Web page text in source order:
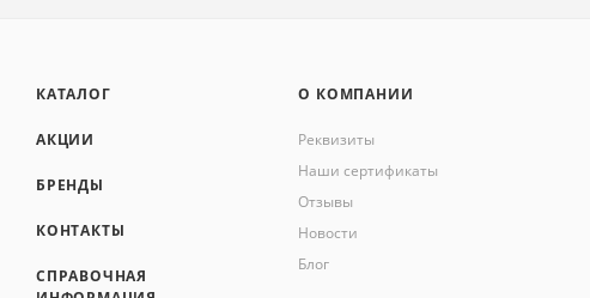
КАТАЛОГ
АКЦИИ
БРЕНДЫ
КОНТАКТЫ
СПРАВОЧНАЯ
О КОМПАНИИ
Реквизиты
Наши сертификаты
Отзывы
Новости
Блог